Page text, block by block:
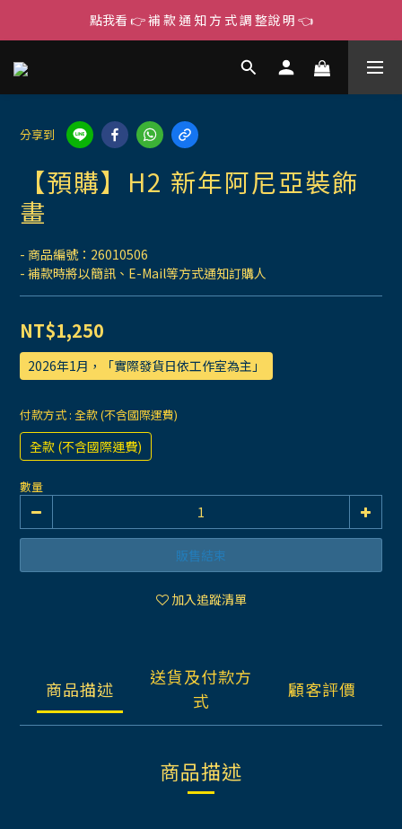
點我看 👉 補 款 通 知 方 式 調 整說 明 👈
分享到
【預購】H2 新年阿尼亞裝飾
畫
- 商品編號：26010506
- 補款時將以簡訊、E-Mail等方式通知訂購人
NT$1,250
2026年1月，「實際發貨日依工作室為主」
付款方式 : 全款 (不含國際運費)
全款 (不含國際運費)
數量
販售結束
加入追蹤清單
商品描述
送貨及付款方
式
顧客評價
商品描述